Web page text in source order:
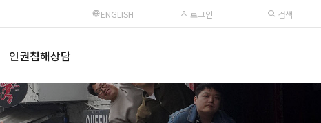
ENGLISH 로그인 검색
인권침해상담